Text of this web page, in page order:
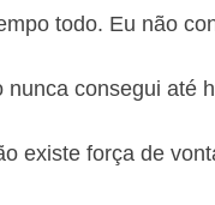
todo. Eu não
nunca consegui até
existe força de